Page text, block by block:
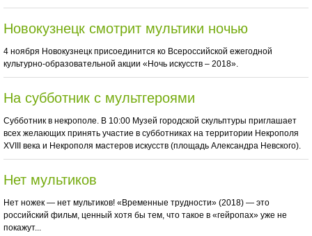
Новокузнецк смотрит мультики ночью
4 ноября Новокузнецк присоединится ко Всероссийской ежегодной
культурно-образовательной акции «Ночь искусств – 2018».
На субботник с мультгероями
Субботник в некрополе. В 10:00 Музей городской скульптуры приглашает
всех желающих принять участие в субботниках на территории Некрополя
XVIII века и Некрополя мастеров искусств (площадь Александра Невского).
Нет мультиков
Нет ножек — нет мультиков! «Временные трудности» (2018) — это
российский фильм, ценный хотя бы тем, что такое в «гейропах» уже не
покажут...